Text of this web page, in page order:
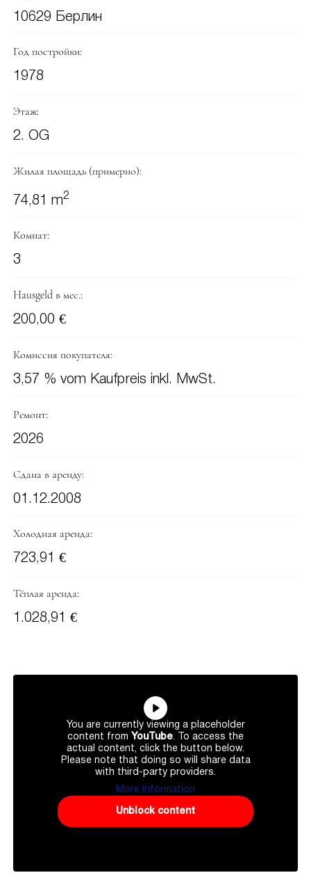
10629 Берлин
Год постройки:
1978
Этаж:
2. OG
Жилая площадь (примерно):
74,81 m2
Комнат:
3
Hausgeld в мес.:
200,00 €
Комиссия покупателя:
3,57 % vom Kaufpreis inkl. MwSt.
Ремонт:
2026
Сдана в аренду:
01.12.2008
Холодная аренда:
723,91 €
Тёплая аренда:
1.028,91 €
You are currently viewing a placeholder
content from YouTube . To access the
actual content, click the button below.
Please note that doing so will share data
with third-party providers.
More Information
Unblock content